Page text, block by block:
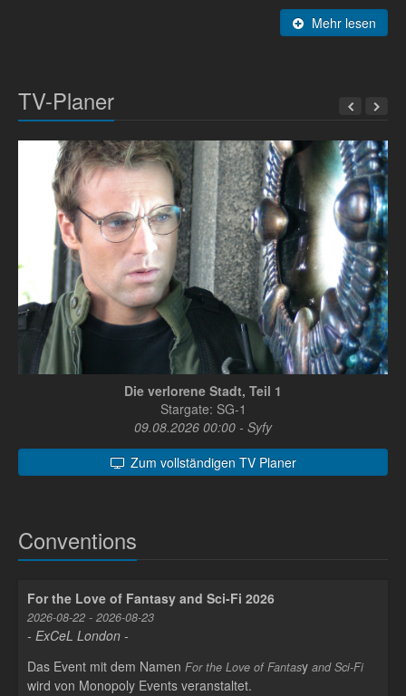
Mehr lesen
TV-Planer
Die verlorene Stadt, Teil 1
Stargate: SG-1
09.08.2026 00:00 - Syfy
Zum vollständigen TV Planer
Conventions
For the Love of Fantasy and Sci-Fi 2026
2026-08-22 - 2026-08-23
- ExCeL London -
Das Event mit dem Namen For the Love of Fantasy and Sci-Fi
wird von Monopoly Events veranstaltet.